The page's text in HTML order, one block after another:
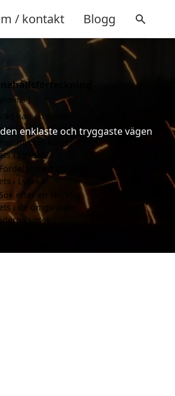
/ kontakt Blogg
enklaste och tryggaste vägen
gömma
Vad kan en svets i
hjälpa till med?
Hur mycket kostar en
i Lysekil?
Fördelar med att välja
i Lysekil
Sök efter en skicklig
i de omgivande
Lysekil